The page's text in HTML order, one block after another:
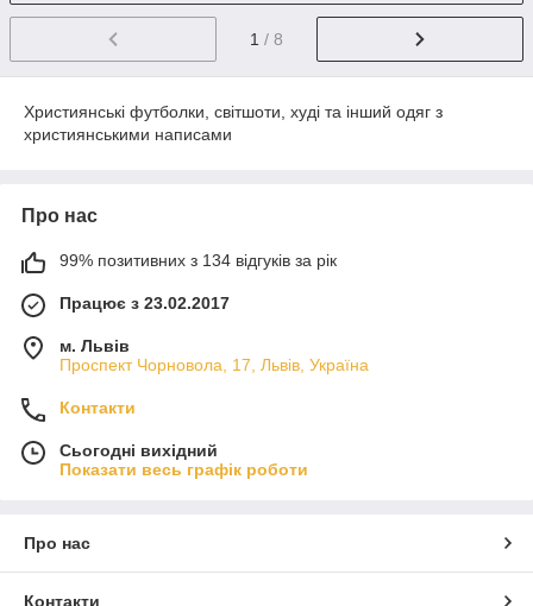
1 / 8
Християнські футболки, світшоти, худі та інший одяг з
християнськими написами
Про нас
99% позитивних з 134 відгуків за рік
Працює з 23.02.2017
м. Львів
Проспект Чорновола, 17, Львів, Україна
Контакти
Сьогодні вихідний
Показати весь графік роботи
Про нас
Контакти